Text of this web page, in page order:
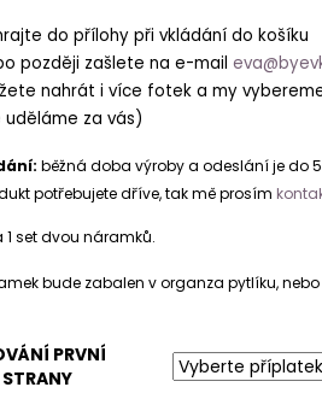
do přílohy při vkládání do košíku
později zašlete na e-mail
nahrát i více fotek a my
uděláme za vás)
běžná doba výroby a odeslání je do
potřebujete dříve, tak mě prosím
1 set dvou náramků.
bude zabalen v organza pytlíku,
PRVNÍ